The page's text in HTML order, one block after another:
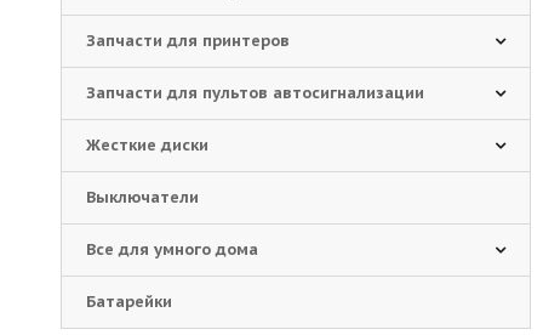
Запчасти для принтеров
Запчасти для пультов автосигнализации
Жесткие диски
Выключатели
Все для умного дома
Батарейки